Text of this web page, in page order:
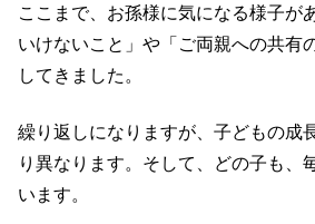
ここまで、お孫様に気になる様子が
いけないこと」や「ご両親への共有
してきました。
繰り返しになりますが、子どもの成
り異なります。そして、どの子も、
います。